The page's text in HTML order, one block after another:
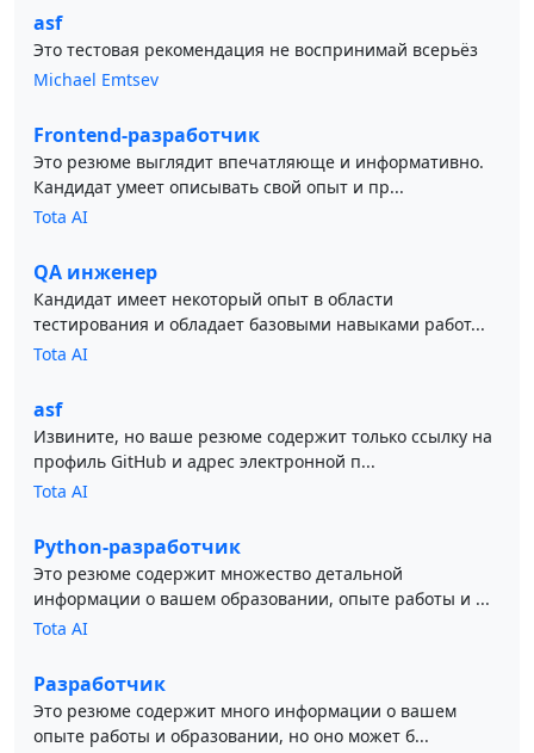
asf
Это тестовая рекомендация не воспринимай всерьёз
Michael Emtsev
Frontend-разработчик
Это резюме выглядит впечатляюще и информативно.
Кандидат умеет описывать свой опыт и пр...
Tota AI
QA инженер
Кандидат имеет некоторый опыт в области
тестирования и обладает базовыми навыками работ...
Tota AI
asf
Извините, но ваше резюме содержит только ссылку на
профиль GitHub и адрес электронной п...
Tota AI
Python-разработчик
Это резюме содержит множество детальной
информации о вашем образовании, опыте работы и ...
Tota AI
Разработчик
Это резюме содержит много информации о вашем
опыте работы и образовании, но оно может б...